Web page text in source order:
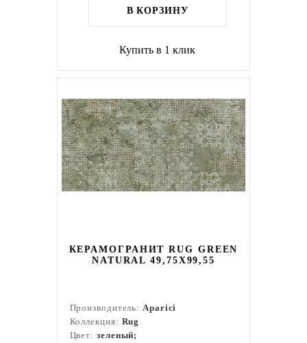
В КОРЗИНУ
Купить в 1 клик
КЕРАМОГРАНИТ RUG GREEN
NATURAL 49,75X99,55
Производитель:Aparici
Коллекция: Rug
Цвет: зеленый;